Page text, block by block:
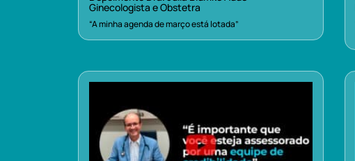
Ginecologista e Obstetra
“A minha agenda de março está lotada”